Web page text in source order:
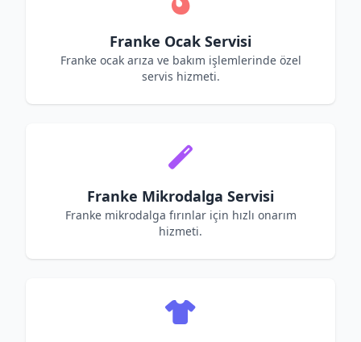
Franke Ocak Servisi
Franke ocak arıza ve bakım işlemlerinde özel
servis hizmeti.
Franke Mikrodalga Servisi
Franke mikrodalga fırınlar için hızlı onarım
hizmeti.